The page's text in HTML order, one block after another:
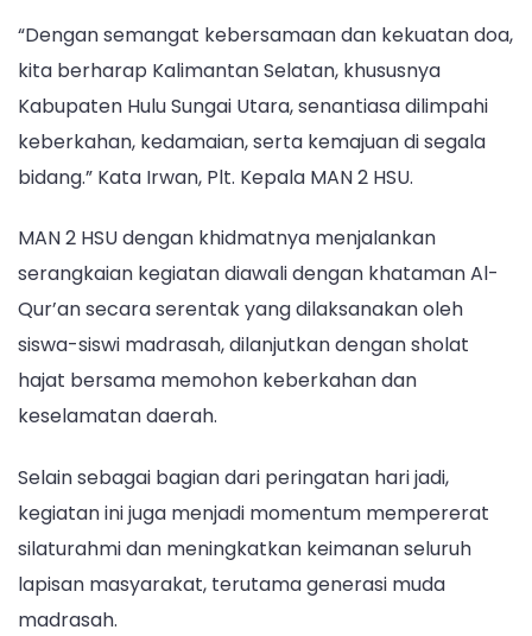
“Dengan semangat kebersamaan dan kekuatan doa,
kita berharap Kalimantan Selatan, khususnya
Kabupaten Hulu Sungai Utara, senantiasa dilimpahi
keberkahan, kedamaian, serta kemajuan di segala
bidang.” Kata Irwan, Plt. Kepala MAN 2 HSU.
MAN 2 HSU dengan khidmatnya menjalankan
serangkaian kegiatan diawali dengan khataman Al-
Qur’an secara serentak yang dilaksanakan oleh
siswa-siswi madrasah, dilanjutkan dengan sholat
hajat bersama memohon keberkahan dan
keselamatan daerah.
Selain sebagai bagian dari peringatan hari jadi,
kegiatan ini juga menjadi momentum mempererat
silaturahmi dan meningkatkan keimanan seluruh
lapisan masyarakat, terutama generasi muda
madrasah.